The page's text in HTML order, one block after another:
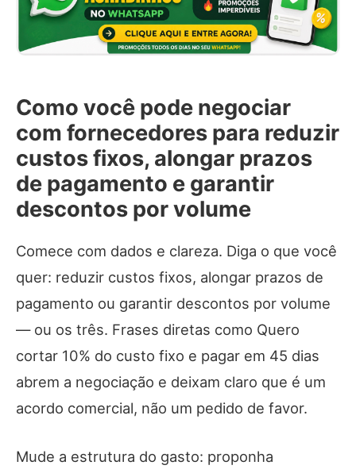
Como você pode negociar
com fornecedores para reduzir
custos fixos, alongar prazos
de pagamento e garantir
descontos por volume
Comece com dados e clareza. Diga o que você
quer: reduzir custos fixos, alongar prazos de
pagamento ou garantir descontos por volume
— ou os três. Frases diretas como Quero
cortar 10% do custo fixo e pagar em 45 dias
abrem a negociação e deixam claro que é um
acordo comercial, não um pedido de favor.
Mude a estrutura do gasto: proponha